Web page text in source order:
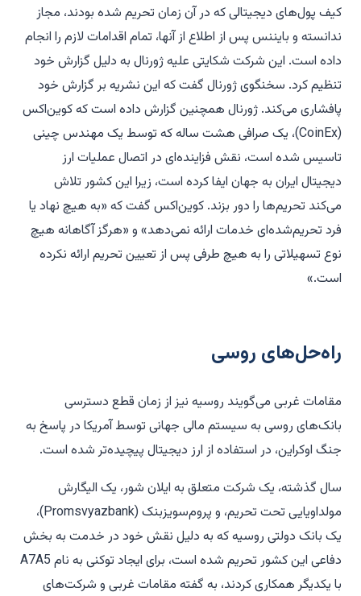
کیف پول‌های دیجیتالی که در آن زمان تحریم شده بودند، مجاز
ندانسته و بایننس پس از اطلاع از آنها، تمام اقدامات لازم را انجام
داده است. این شرکت شکایتی علیه ژورنال به دلیل گزارش خود
تنظیم کرد. سخنگوی ژورنال گفت که این نشریه بر گزارش خود
پافشاری می‌کند. ژورنال همچنین گزارش داده است که کوین‌اکس
(CoinEx)، یک صرافی هشت ساله که توسط یک مهندس چینی
تاسیس شده است، نقش فزاینده‌ای در اتصال عملیات ارز
دیجیتال ایران به جهان ایفا کرده است، زیرا این کشور تلاش
می‌کند تحریم‌ها را دور بزند. کوین‌اکس گفت که «به هیچ نهاد یا
فرد تحریم‌شده‌ای خدمات ارائه نمی‌دهد» و «هرگز آگاهانه هیچ
نوع تسهیلاتی را به هیچ طرفی پس از تعیین تحریم ارائه نکرده
است.»
راه‌حل‌های روسی
مقامات غربی می‌گویند روسیه نیز از زمان قطع دسترسی
بانک‌های روسی به سیستم مالی جهانی توسط آمریکا در پاسخ به
جنگ اوکراین، در استفاده از ارز دیجیتال پیچیده‌تر شده است.
سال گذشته، یک شرکت متعلق به ایلان شور، یک الیگارش
مولداویایی تحت تحریم، و پروم‌سویزبنک (Promsvyazbank)،
یک بانک دولتی روسیه که به دلیل نقش خود در خدمت به بخش
دفاعی این کشور تحریم شده است، برای ایجاد توکنی به نام A7A5
با یکدیگر همکاری کردند، به گفته مقامات غربی و شرکت‌های